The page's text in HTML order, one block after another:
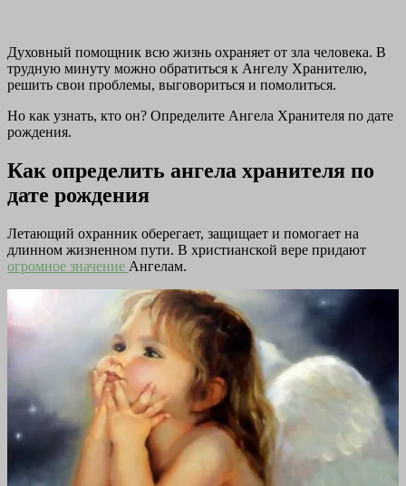
Духовный помощник всю жизнь охраняет от зла человека. В
трудную минуту можно обратиться к Ангелу Хранителю,
решить свои проблемы, выговориться и помолиться.
Но как узнать, кто он? Определите Ангела Хранителя по дате
рождения.
Как определить ангела хранителя по
дате рождения
Летающий охранник оберегает, защищает и помогает на
длинном жизненном пути. В христианской вере придают
огромное значение Ангелам.